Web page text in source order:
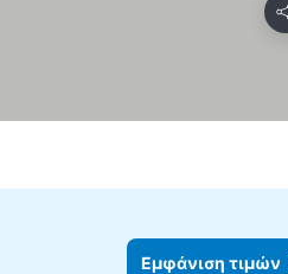
Εμφάνιση τιμών